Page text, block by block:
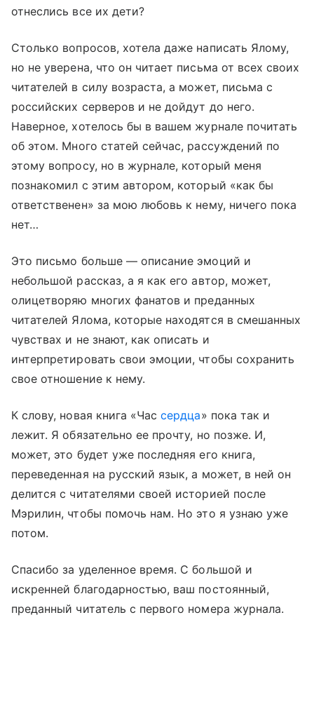
отнеслись все их дети?
Столько вопросов, хотела даже написать Ялому,
но не уверена, что он читает письма от всех своих
читателей в силу возраста, а может, письма с
российских серверов и не дойдут до него.
Наверное, хотелось бы в вашем журнале почитать
об этом. Много статей сейчас, рассуждений по
этому вопросу, но в журнале, который меня
познакомил с этим автором, который «как бы
ответственен» за мою любовь к нему, ничего пока
нет…
Это письмо больше — описание эмоций и
небольшой рассказ, а я как его автор, может,
олицетворяю многих фанатов и преданных
читателей Ялома, которые находятся в смешанных
чувствах и не знают, как описать и
интерпретировать свои эмоции, чтобы сохранить
свое отношение к нему.
К слову, новая книга «Чассердца» пока так и
лежит. Я обязательно ее прочту, но позже. И,
может, это будет уже последняя его книга,
переведенная на русский язык, а может, в ней он
делится с читателями своей историей после
Мэрилин, чтобы помочь нам. Но это я узнаю уже
потом.
Спасибо за уделенное время. С большой и
искренней благодарностью, ваш постоянный,
преданный читатель с первого номера журнала.